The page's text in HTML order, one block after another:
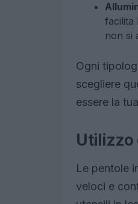
facilita
non si
Ogni
scegliere
essere la
Utilizzo
Le pentole
veloci e